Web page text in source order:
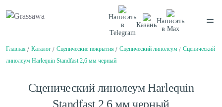
Написать
в
Telegram
Казань
Написать
в Max
Каталог
О компании
Спортивная
Декоративная
Монофиламентная
Главная Каталог Сценические покрытия Сценический линолеум
Сценический
линолеум Harlequin Standfast 2,6 мм черный
Сценический линолеум Harlequin
Standfast 2,6 мм черный